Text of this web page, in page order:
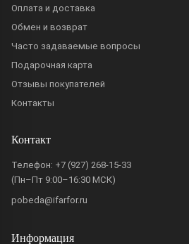
Оплата и доставка
Обмен и возврат
Часто задаваемые вопросы
Подарочная карта
Отзывы покупателей
Контакты
Контакт
Телефон: +7 (927) 268-15-33
(Пн–Пт 9:00–16:30 МСК)
pobeda@ifarfor.ru
Информация